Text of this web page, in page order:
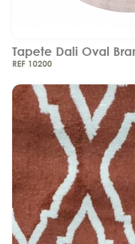
Tapete Dali Oval
REF 10200